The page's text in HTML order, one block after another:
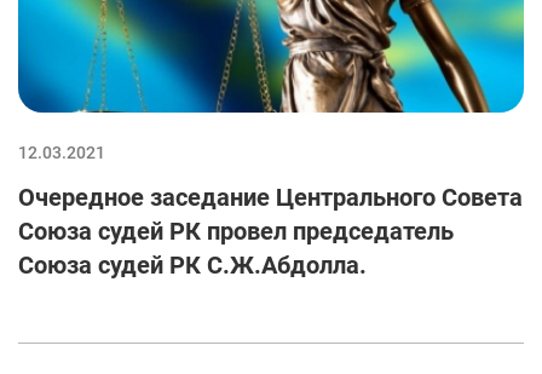
12.03.2021
Очередное заседание Центрального Совета
Союза судей РК провел председатель
Союза судей РК С.Ж.Абдолла.